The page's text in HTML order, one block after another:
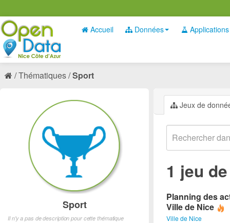
Accueil Données Applications
Thématiques Sport
Jeux de
1 jeu
Planning des
Ville de Nice
Ville de Nice
Sport
Il n'y a pas de description pour cette thématique